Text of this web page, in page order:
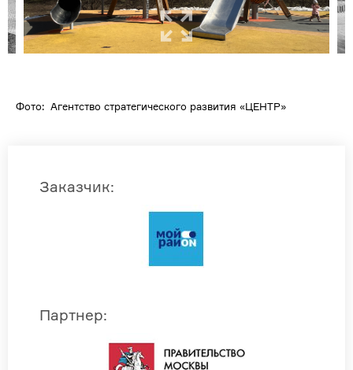
Фото: Агентство стратегического развития «ЦЕНТР»
Заказчик:
Партнер: